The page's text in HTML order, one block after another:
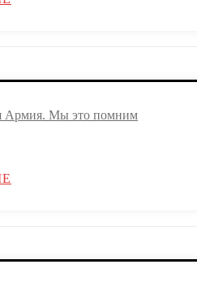
Армия. Мы это помним